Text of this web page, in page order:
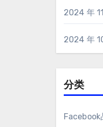
2024 年
2024 年
分类
Facebook